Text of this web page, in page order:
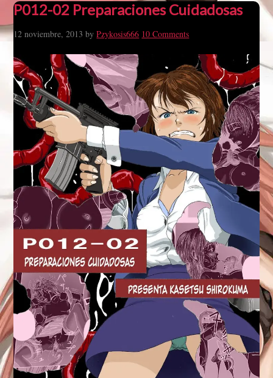
P012-02 Preparaciones Cuidadosas
12 noviembre, 2013 byPzykosis666 10 Comments